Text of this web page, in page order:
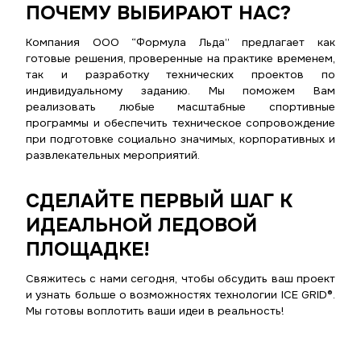
ПОЧЕМУ ВЫБИРАЮТ НАС?
Компания ООО “Формула Льда” предлагает как
готовые решения, проверенные на практике временем,
так и разработку технических проектов по
индивидуальному заданию. Мы поможем Вам
реализовать любые масштабные спортивные
программы и обеспечить техническое сопровождение
при подготовке социально значимых, корпоративных и
развлекательных мероприятий.
СДЕЛАЙТЕ ПЕРВЫЙ ШАГ К
ИДЕАЛЬНОЙ ЛЕДОВОЙ
ПЛОЩАДКЕ!
Свяжитесь с нами сегодня, чтобы обсудить ваш проект
и узнать больше о возможностях технологии ICE GRID®.
Мы готовы воплотить ваши идеи в реальность!